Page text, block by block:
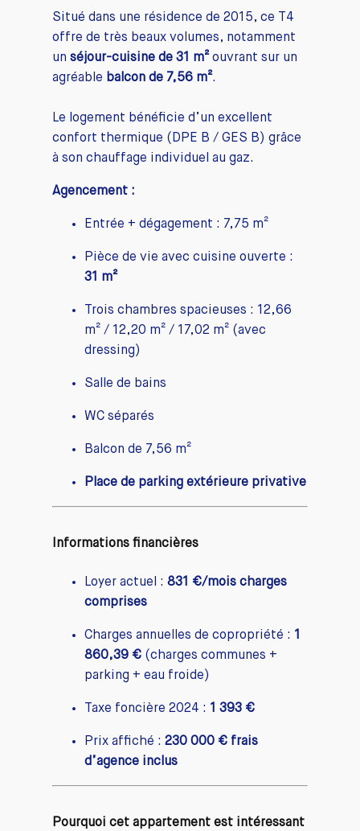
Situé dans une résidence de 2015, ce T4
offre de très beaux volumes, notamment
un séjour-cuisine de 31 m²ouvrant sur un
agréable balcon de 7,56 m².
Le logement bénéficie d’un excellent
confort thermique (DPE B / GES B) grâce
à son chauffage individuel au gaz.
Agencement :
Entrée + dégagement : 7,75 m²
Pièce de vie avec cuisine ouverte :
31 m²
Trois chambres spacieuses : 12,66
m² / 12,20 m² / 17,02 m² (avec
dressing)
Salle de bains
WC séparés
Balcon de 7,56 m²
Place de parking extérieure privative
Informations financières
Loyer actuel : 831 €/mois charges
comprises
Charges annuelles de copropriété : 1
860,39 €(charges communes +
parking + eau froide)
Taxe foncière 2024 : 1 393 €
Prix affiché : 230 000 € frais
d’agence inclus
Pourquoi cet appartement est intéressant